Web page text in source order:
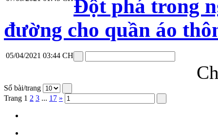
Đột phá trong
đường cho quần áo
05/04/2021 03:44 CH
Số bài/trang
Trang 1 2 3 ... 17 »